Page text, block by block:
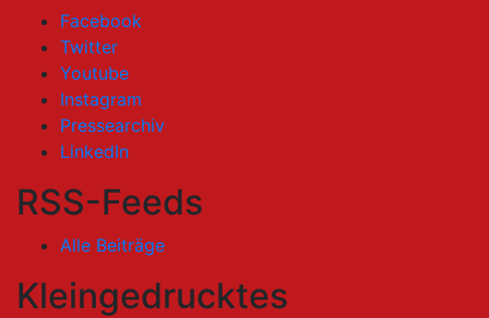
Facebook
Twitter
Youtube
Instagram
Pressearchiv
LinkedIn
RSS-Feeds
Alle Beiträge
Kleingedrucktes